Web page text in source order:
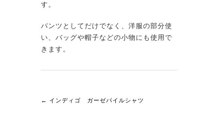
す。
パンツとしてだけでなく、洋服の部分使
い、バッグや帽子などの小物にも使用で
きます。
← インディゴ ガーゼパイルシャツ